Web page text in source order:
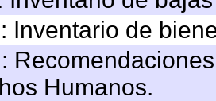
Inventario de
Humanos.